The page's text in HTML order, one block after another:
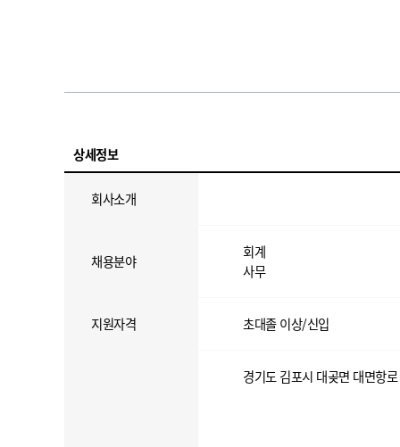
상세정보
회사소개
채용분야
회계
사무
지원자격 초대졸 이상/신입
경기도 김포시 대곶면 대면항